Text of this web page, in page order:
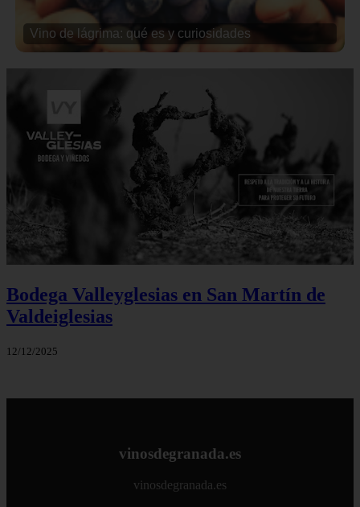
Vino de lágrima: qué es y curiosidades
Bodega Valleyglesias en San Martín de
Valdeiglesias
12/12/2025
vinosdegranada.es
vinosdegranada.es